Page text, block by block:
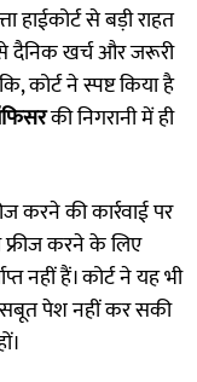
से बड़ी राहत
दैनिक खर्च और जरूरी
कोर्ट ने स्पष्ट किया है
की निगरानी में ही
करने की कार्रवाई पर
फ्रीज करने के लिए
नहीं हैं। कोर्ट ने यह भी
पेश नहीं कर सकी